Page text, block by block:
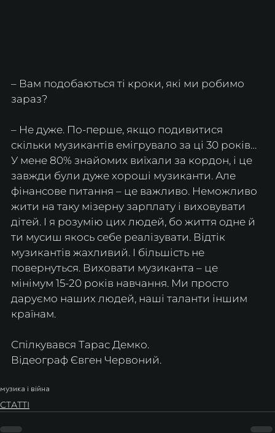
– Вам подобаються ті кроки, які ми робимо
зараз?
– Не дуже. По-перше, якщо подивитися
скільки музикантів емігрувало за ці 30 років…
У мене 80% знайомих виїхали за кордон, і це
завжди були дуже хороші музиканти. Але
фінансове питання – це важливо. Неможливо
жити на таку мізерну зарплату і виховувати
дітей. І я розумію цих людей, бо життя одне й
ти мусиш якось себе реалізувати. Відтік
музикантів жахливий. І більшість не
повернуться. Виховати музиканта – це
мінімум 15-20 років навчання. Ми просто
даруємо наших людей, наші таланти іншим
країнам.
Спілкувався Тарас Демко.
Відеограф Євген Червоний.
музика і війна
СТАТТІ